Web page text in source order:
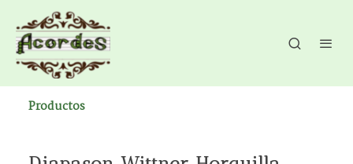
Productos